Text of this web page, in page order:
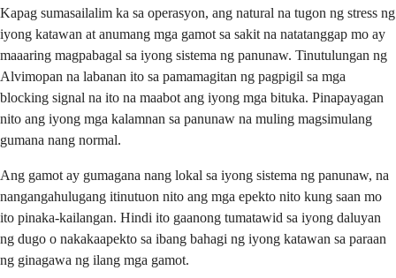
Kapag sumasailalim ka sa operasyon, ang natural na tugon ng stress ng
iyong katawan at anumang mga gamot sa sakit na natatanggap mo ay
maaaring magpabagal sa iyong sistema ng panunaw. Tinutulungan ng
Alvimopan na labanan ito sa pamamagitan ng pagpigil sa mga
blocking signal na ito na maabot ang iyong mga bituka. Pinapayagan
nito ang iyong mga kalamnan sa panunaw na muling magsimulang
gumana nang normal.
Ang gamot ay gumagana nang lokal sa iyong sistema ng panunaw, na
nangangahulugang itinutuon nito ang mga epekto nito kung saan mo
ito pinaka-kailangan. Hindi ito gaanong tumatawid sa iyong daluyan
ng dugo o nakakaapekto sa ibang bahagi ng iyong katawan sa paraan
ng ginagawa ng ilang mga gamot.